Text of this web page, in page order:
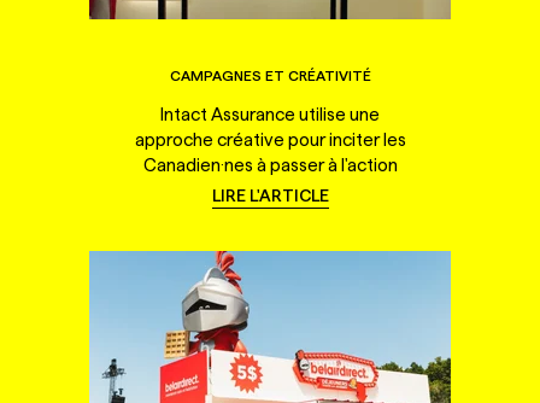
CAMPAGNES ET CRÉATIVITÉ
Intact Assurance utilise une
approche créative pour inciter les
Canadien·nes à passer à l'action
LIRE L'ARTICLE